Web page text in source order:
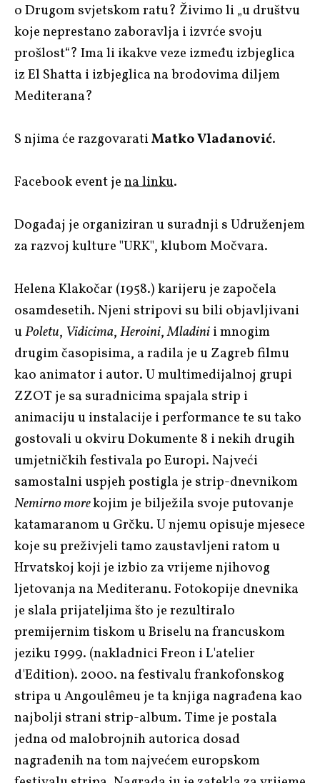
o Drugom svjetskom ratu? Živimo li „u društvu
koje neprestano zaboravlja i izvrće svoju
prošlost“? Ima li ikakve veze između izbjeglica
iz El Shatta i izbjeglica na brodovima diljem
Mediterana?
S njima će razgovaratiMatko Vladanović.
Facebook event jena linku.
Događaj je organiziran u suradnji s Udruženjem
za razvoj kulture "URK", klubom Močvara.
Helena Klakočar (1958.) karijeru je započela
osamdesetih. Njeni stripovi su bili objavljivani
uPoletu, Vidicima,Heroini,Mladinii mnogim
drugim časopisima, a radila je u Zagreb filmu
kao animator i autor. U multimedijalnoj grupi
ZZOT je sa suradnicima spajala strip i
animaciju u instalacije i performance te su tako
gostovali u okviru Dokumente 8 i nekih drugih
umjetničkih festivala po Europi. Najveći
samostalni uspjeh postigla je strip-dnevnikom
Nemirno morekojim je bilježila svoje putovanje
katamaranom u Grčku. U njemu opisuje mjesece
koje su preživjeli tamo zaustavljeni ratom u
Hrvatskoj koji je izbio za vrijeme njihovog
ljetovanja na Mediteranu. Fotokopije dnevnika
je slala prijateljima što je rezultiralo
premijernim tiskom u Briselu na francuskom
jeziku 1999. (nakladnici Freon i L'atelier
d'Edition). 2000. na festivalu frankofonskog
stripa u Angoulêmeu je ta knjiga nagrađena kao
najbolji strani strip-album. Time je postala
jedna od malobrojnih autorica dosad
nagrađenih na tom najvećem europskom